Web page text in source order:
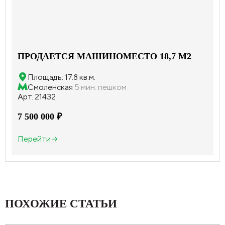
ПРОДАЕТСЯ МАШИНОМЕСТО 18,7 М2
Площадь: 17.8 кв.м.
Смоленская 5 мин. пешком
Арт. 21432
7 500 000 ₽
Перейти
ПОХОЖИЕ СТАТЬИ